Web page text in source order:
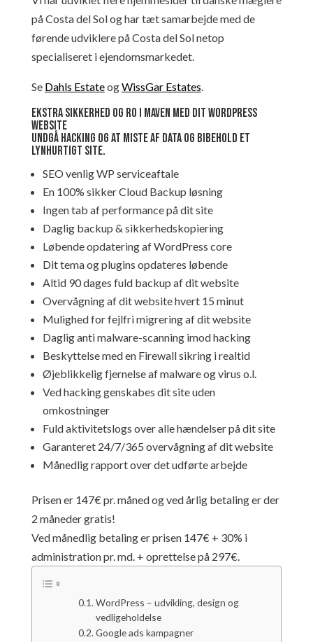
på Costa del Sol og har tæt samarbejde med de
førende udviklere på Costa del Sol netop
specialiseret i ejendomsmarkedet.
Se Dahls EstateogWissGar Estates.
Ekstra sikkerhed og ro i maven med dit WordPress
website
Undgå hacking og at miste af data og bibehold et
lynhurtigt site.
SEO venlig WP serviceaftale
En 100% sikker Cloud Backup løsning
Ingen tab af performance på dit site
Daglig backup & sikkerhedskopiering
Løbende opdatering af WordPress core
Dit tema og plugins opdateres løbende
Altid 90 dages fuld backup af dit website
Overvågning af dit website hvert 15 minut
Mulighed for fejlfri migrering af dit website
Daglig anti malware-scanning imod hacking
Beskyttelse med en Firewall sikring i realtid
Øjeblikkelig fjernelse af malware og virus o.l.
Ved hacking genskabes dit site uden
omkostninger
Fuld aktivitetslogs over alle hændelser på dit site
Garanteret 24/7/365 overvågning af dit website
Månedlig rapport over det udførte arbejde
Prisen er 147€ pr. måned og ved årlig betaling er der
2 måneder gratis!
Ved månedlig betaling er prisen 147€ + 30% i
administration pr. md. + oprettelse på 297€.
WordPress – udvikling, design og
vedligeholdelse
Google ads kampagner